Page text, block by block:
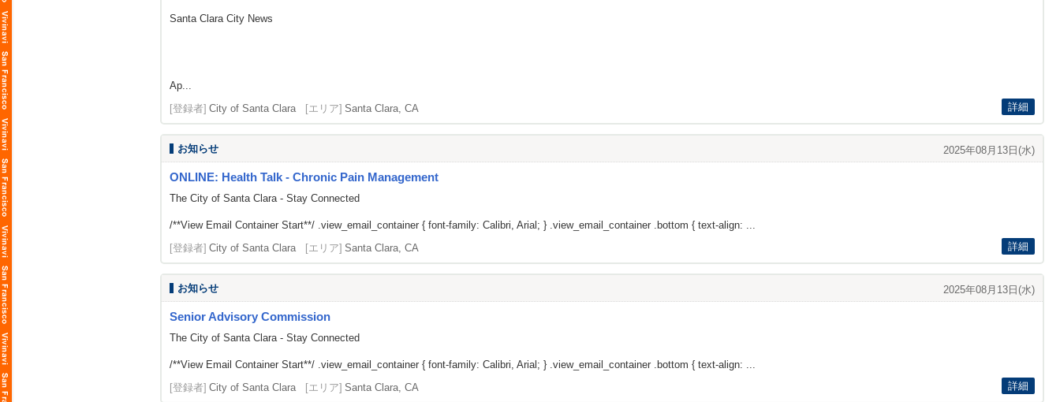
Santa Clara City News
Ap...
[登録者] City of Santa Clara [エリア] Santa Clara, CA 詳細
お知らせ 2025年08月13日(水)
ONLINE: Health Talk - Chronic Pain Management
The City of Santa Clara - Stay Connected
/**View Email Container Start**/ .view_email_container { font-family: Calibri, Arial; } .view_email_container .bottom { text-align: ...
[登録者] City of Santa Clara [エリア] Santa Clara, CA 詳細
お知らせ 2025年08月13日(水)
Senior Advisory Commission
The City of Santa Clara - Stay Connected
/**View Email Container Start**/ .view_email_container { font-family: Calibri, Arial; } .view_email_container .bottom { text-align: ...
[登録者] City of Santa Clara [エリア] Santa Clara, CA 詳細